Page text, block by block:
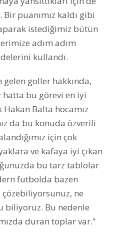
puanımız kaldı gibi
istediğimiz bütün
adım adım
kullandı.
goller hakkında,
hatta bu görevi en iyi
Hakan Balta hocamız
da bu konuda özverili
için çok
ve kafaya iyi çıkan
bu tarz tablolar
futbolda bazen
ne
biliyoruz. Bu nedenle
duran toplar var.”